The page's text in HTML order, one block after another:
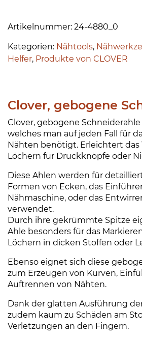
e
,
g
g
e
n
e
S
c
h
n
e
d
e
r
a
h
e
M
e
n
ti
v
Artikelnummer: 24-4880_0
Kategorien: Nähtools,
Helfer, Produkte von CLOVER
Clover, gebogene
Clover, gebogene
welches man auf jeden Fall für
Nähten benötigt. Erleichtert das
Löchern für Druckknöpfe oder
Diese Ahlen werden für
Formen von Ecken, das
Nähmaschine, oder das
verwendet.
Durch ihre gekrümmte Spitze
Ahle besonders für das
Löchern in dicken Stoffen oder
Ebenso eignet sich diese
zum Erzeugen von Kurven,
Auftrennen von Nähten.
Dank der glatten Ausführung
zudem kaum zu Schäden am
Verletzungen an den Fingern.